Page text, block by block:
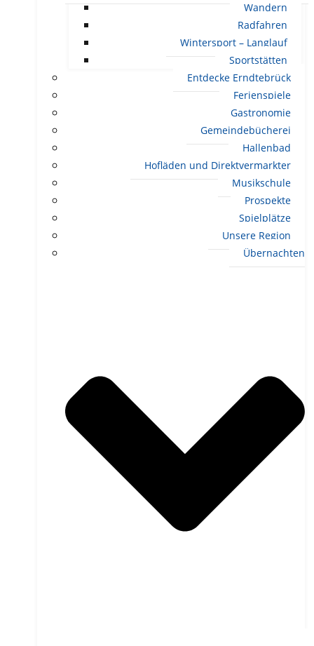
Wandern
Radfahren
Wintersport – Langlauf
Sportstätten
Entdecke Erndtebrück
Ferienspiele
Gastronomie
Gemeindebücherei
Hallenbad
Hofläden und Direktvermarkter
Musikschule
Prospekte
Spielplätze
Unsere Region
Übernachten